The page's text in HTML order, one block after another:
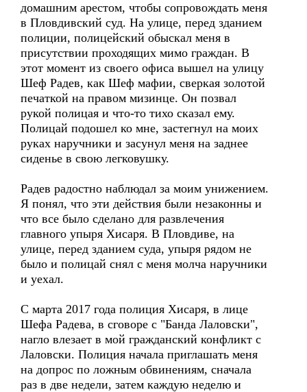
домашним арестом, чтобы сопровождать меня
в Пловдивский суд. На улице, перед зданием
полиции, полицейский обыскал меня в
присутствии проходящих мимо граждан. В
этот момент из своего офиса вышел на улицу
Шеф Радев, как Шеф мафии, сверкая золотой
печаткой на правом мизинце. Он позвал
рукой полицая и что-то тихо сказал ему.
Полицай подошел ко мне, застегнул на моих
руках наручники и засунул меня на заднее
сиденье в свою легковушку.
Радев радостно наблюдал за моим унижением.
Я понял, что эти действия были незаконны и
что все было сделано для развлечения
главного упыря Хисаря. В Пловдиве, на
улице, перед зданием суда, упыря рядом не
было и полицай снял с меня молча наручники
и уехал.
С марта 2017 года полиция Хисаря, в лице
Шефа Радева, в сговоре с "Банда Лаловски",
нагло влезает в мой гражданский конфликт с
Лаловски. Полиция начала приглашать меня
на допрос по ложным обвинениям, сначала
раз в две недели, затем каждую неделю и